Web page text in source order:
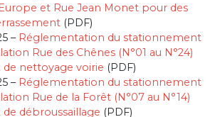
et Rue Jean Monet pour des
(PDF)
– Réglementation du stationnement
Rue des Chênes (N°01 au N°24)
de nettoyage voirie (PDF)
– Réglementation du stationnement
Rue de la Forêt (N°07 au N°14)
débroussaillage (PDF)